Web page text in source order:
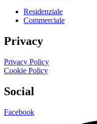
Residenziale
Commerciale
Privacy
Privacy Policy
Cookie Policy
Social
Facebook